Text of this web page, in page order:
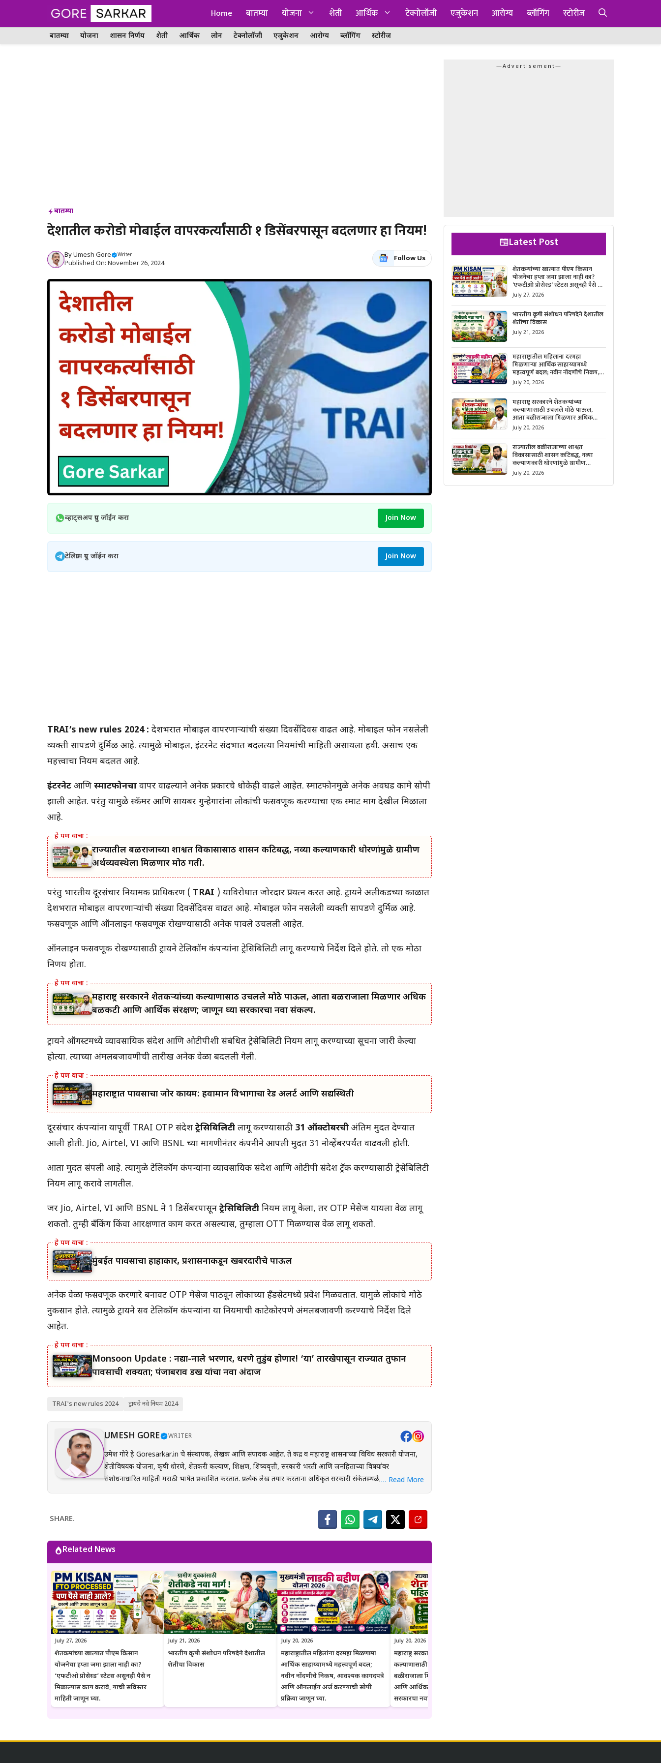
Home बातम्या योजना शेती आर्थिक टेक्नोलॉजी एजुकेशन आरोग्य ब्लॉगिंग स्टोरीज
बातम्या योजना शासन निर्णय शेती आर्थिक लोन टेक्नोलॉजी एजुकेशन आरोग्य ब्लॉगिंग स्टोरीज
बातम्या
देशातील करोडो मोबाईल वापरकर्त्यांसाठी १ डिसेंबरपासून बदलणार हा नियम!
ByUmesh Gore Writer
Published On: November 26, 2024
Follow Us
व्हाट्सअप ग्रुप जॉईन करा Join Now
टेलिग्राम ग्रुप जॉईन करा Join Now
TRAI’s new rules 2024 : देशभरात मोबाईल वापरणाऱ्यांची संख्या दिवसेंदिवस वाढत आहे. मोबाईल फोन नसलेली
व्यक्ती सापडणे दुर्मिळ आहे. त्यामुळे मोबाईल, इंटरनेट संदर्भात बदलत्या नियमांची माहिती असायला हवी. असाच एक
महत्त्वाचा नियम बदलत आहे.
इंटरनेट आणि स्मार्टफोनचा वापर वाढल्याने अनेक प्रकारचे धोकेही वाढले आहेत. स्मार्टफोनमुळे अनेक अवघड कामे सोपी
झाली आहेत. परंतु यामुळे स्कॅमर आणि सायबर गुन्हेगारांना लोकांची फसवणूक करण्याचा एक स्मार्ट मार्ग देखील मिळाला
आहे.
राज्यातील बळीराजाच्या शाश्वत विकासासाठी शासन कटिबद्ध, नव्या कल्याणकारी धोरणांमुळे ग्रामीण
अर्थव्यवस्थेला मिळणार मोठी गती.
परंतु भारतीय दूरसंचार नियामक प्राधिकरण ( TRAI ) याविरोधात जोरदार प्रयत्न करत आहे. ट्रायने अलीकडच्या काळात
देशभरात मोबाईल वापरणाऱ्यांची संख्या दिवसेंदिवस वाढत आहे. मोबाईल फोन नसलेली व्यक्ती सापडणे दुर्मिळ आहे.
फसवणूक आणि ऑनलाइन फसवणूक रोखण्यासाठी अनेक पावले उचलली आहेत.
ऑनलाइन फसवणूक रोखण्यासाठी ट्रायने टेलिकॉम कंपन्यांना ट्रेसिबिलिटी लागू करण्याचे निर्देश दिले होते. तो एक मोठा
निर्णय होता.
महाराष्ट्र सरकारने शेतकऱ्यांच्या कल्याणासाठी उचलले मोठे पाऊल, आता बळीराजाला मिळणार अधिक
बळकटी आणि आर्थिक संरक्षण; जाणून घ्या सरकारचा नवा संकल्प.
ट्रायने ऑगस्टमध्ये व्यावसायिक संदेश आणि ओटीपीशी संबंधित ट्रेसेबिलिटी नियम लागू करण्याच्या सूचना जारी केल्या
होत्या. त्याच्या अंमलबजावणीची तारीख अनेक वेळा बदलली गेली.
महाराष्ट्रात पावसाचा जोर कायम: हवामान विभागाचा रेड अलर्ट आणि सद्यस्थिती
दूरसंचार कंपन्यांना यापूर्वी TRAI OTP संदेश ट्रेसिबिलिटी लागू करण्यासाठी 31 ऑक्टोबरची अंतिम मुदत देण्यात
आली होती. Jio, Airtel, VI आणि BSNL च्या मागणीनंतर कंपनीने आपली मुदत 31 नोव्हेंबरपर्यंत वाढवली होती.
आता मुदत संपली आहे. त्यामुळे टेलिकॉम कंपन्यांना व्यावसायिक संदेश आणि ओटीपी संदेश ट्रॅक करण्यासाठी ट्रेसेबिलिटी
नियम लागू करावे लागतील.
जर Jio, Airtel, VI आणि BSNL ने 1 डिसेंबरपासून ट्रेसिबिलिटी नियम लागू केला, तर OTP मेसेज यायला वेळ लागू
शकतो. तुम्ही बँकिंग किंवा आरक्षणात काम करत असल्यास, तुम्हाला OTT मिळण्यास वेळ लागू शकतो.
मुंबईत पावसाचा हाहाकार, प्रशासनाकडून खबरदारीचे पाऊल
अनेक वेळा फसवणूक करणारे बनावट OTP मेसेज पाठवून लोकांच्या हँडसेटमध्ये प्रवेश मिळवतात. यामुळे लोकांचे मोठे
नुकसान होते. त्यामुळे ट्रायने सर्व टेलिकॉम कंपन्यांना या नियमाची काटेकोरपणे अंमलबजावणी करण्याचे निर्देश दिले
आहेत.
Monsoon Update : नद्या-नाले भरणार, धरणे तुडुंब होणार! ‘या’ तारखेपासून राज्यात तुफान
पावसाची शक्यता; पंजाबराव डख यांचा नवा अंदाज
TRAI's new rules 2024 ट्रायचे नवे नियम 2024
UMESH GORE WRITER
उमेश गोरे हे Goresarkar.in चे संस्थापक, लेखक आणि संपादक आहेत. ते केंद्र व महाराष्ट्र शासनाच्या विविध सरकारी योजना,
शेतीविषयक योजना, कृषी धोरणे, शेतकरी कल्याण, शिक्षण, शिष्यवृत्ती, सरकारी भरती आणि जनहिताच्या विषयांवर
संशोधनाधारित माहिती मराठी भाषेत प्रकाशित करतात. प्रत्येक लेख तयार करताना अधिकृत सरकारी संकेतस्थळे, शासन निर्णय
(GR), अधिसूचना, विभागीय परिपत्रके आणि संबंधित अधिकृत स्रोतांचा संदर्भ घेऊन माहितीची पडताळणी केली जाते. वाचकांना
नागरिकांपर्यंत विश्वासार्ह, अद्ययावत आणि उपयुक्त माहिती पोहोचवणे हा आहे. प्रकाशित माहिती वेळोवेळी अद्ययावत ठेवण्याचा
प्रयत्न केला जातो. अधिकृत निर्णयामध्ये बदल झाल्यास संबंधित लेख देखील अद्ययावत करण्यात येतात. या संकेतस्थळावरील
माहिती ही केवळ जनजागृती आणि मार्गदर्शनाच्या उद्देशाने प्रकाशित केली जाते. कोणत्याही सरकारी योजनेसाठी अर्ज करण्यापूर्वी
संबंधित विभागाच्या अधिकृत संकेतस्थळावरील माहिती, नियम आणि अटींची पडताळणी करण्याचा सल्ला दिला जातो.
… Read More
SHARE.
Related News
July 27, 2026
शेतकऱ्यांच्या खात्यात पीएम किसान
योजनेचा हप्ता जमा झाला नाही का?
‘एफटीओ प्रोसेस्ड’ स्टेटस असूनही पैसे न
मिळाल्यास काय करावे, याची सविस्तर
माहिती जाणून घ्या.
July 21, 2026
भारतीय कृषी संशोधन परिषदेने देशातील
शेतीचा विकास
July 20, 2026
महाराष्ट्रातील महिलांना दरमहा मिळणाऱ्या
आर्थिक साहाय्यामध्ये महत्त्वपूर्ण बदल;
नवीन नोंदणीचे निकष, आवश्यक कागदपत्रे
आणि ऑनलाईन अर्ज करण्याची सोपी
प्रक्रिया जाणून घ्या.
July 20, 2026
महाराष्ट्र सरकारने शेतकऱ्यांच्या
कल्याणासाठी उचलले मोठे पाऊल, आता
बळीराजाला मिळणार अधिक बळकटी
आणि आर्थिक संरक्षण; जाणून घ्या
सरकारचा नवा संकल्प.
—Advertisement—
Latest Post
शेतकऱ्यांच्या खात्यात पीएम किसान
योजनेचा हप्ता जमा झाला नाही का?
‘एफटीओ प्रोसेस्ड’ स्टेटस असूनही पैसे न
मिळाल्यास काय करावे, याची सविस्तर
माहिती जाणून घ्या.
July 27, 2026
भारतीय कृषी संशोधन परिषदेने देशातील
शेतीचा विकास
July 21, 2026
महाराष्ट्रातील महिलांना दरमहा
मिळणाऱ्या आर्थिक साहाय्यामध्ये
महत्त्वपूर्ण बदल; नवीन नोंदणीचे निकष,
आवश्यक कागदपत्रे आणि ऑनलाईन
अर्ज करण्याची सोपी प्रक्रिया जाणून घ्या.
July 20, 2026
महाराष्ट्र सरकारने शेतकऱ्यांच्या
कल्याणासाठी उचलले मोठे पाऊल,
आता बळीराजाला मिळणार अधिक
बळकटी आणि आर्थिक संरक्षण; जाणून
घ्या सरकारचा नवा संकल्प.
July 20, 2026
राज्यातील बळीराजाच्या शाश्वत
विकासासाठी शासन कटिबद्ध, नव्या
कल्याणकारी धोरणांमुळे ग्रामीण
अर्थव्यवस्थेला मिळणार मोठी गती.
July 20, 2026